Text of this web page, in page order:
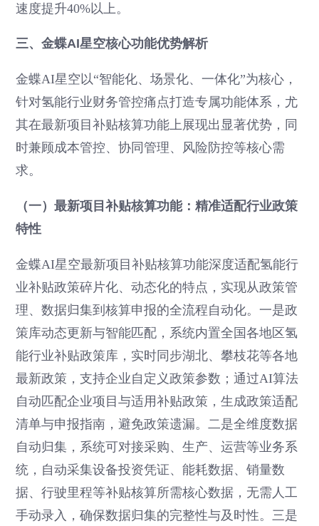
速度提升40%以上。
三、金蝶AI星空核心功能优势解析
金蝶AI星空以“智能化、场景化、一体化”为核心，
针对氢能行业财务管控痛点打造专属功能体系，尤
其在最新项目补贴核算功能上展现出显著优势，同
时兼顾成本管控、协同管理、风险防控等核心需
求。
（一）最新项目补贴核算功能：精准适配行业政策
特性
金蝶AI星空最新项目补贴核算功能深度适配氢能行
业补贴政策碎片化、动态化的特点，实现从政策管
理、数据归集到核算申报的全流程自动化。一是政
策库动态更新与智能匹配，系统内置全国各地区氢
能行业补贴政策库，实时同步湖北、攀枝花等各地
最新政策，支持企业自定义政策参数；通过AI算法
自动匹配企业项目与适用补贴政策，生成政策适配
清单与申报指南，避免政策遗漏。二是全维度数据
自动归集，系统可对接采购、生产、运营等业务系
统，自动采集设备投资凭证、能耗数据、销量数
据、行驶里程等补贴核算所需核心数据，无需人工
手动录入，确保数据归集的完整性与及时性。三是